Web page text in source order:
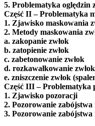
5. Problematyka oględzin
Część II – Problematyka
1. Zjawisko maskowania
2. Metody maskowania
a. zakopanie zwłok
b. zatopienie zwłok
c. zabetonowanie zwłok
d. rozkawałkowanie zwłok
e. zniszczenie zwłok
Część III – Problematyka
1. Zjawisko pozoracji
2. Pozorowanie
3. Pozorowanie